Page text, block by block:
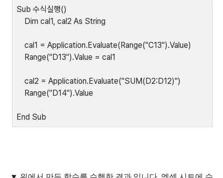
Sub 수식실행()
Dim cal1, cal2 As String
cal1 = Application.Evaluate(Range("C13").Value)
Range("D13").Value = cal1
cal2 = Application.Evaluate("SUM(D2:D12)")
Range("D14").Value
End Sub